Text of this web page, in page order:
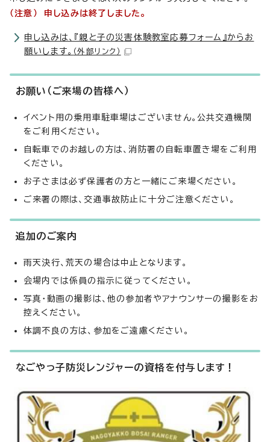
（注意） 申し込みは終了しました。
申し込みは、『親と子の災害体験教室応募フォーム』からお
願いします。 （外部リンク）
お願い（ご来場の皆様へ）
イベント用の乗用車駐車場はございません。公共交通機関
をご利用ください。
自転車でのお越しの方は、消防署の自転車置き場をご利用
ください。
お子さまは必ず保護者の方と一緒にご来場ください。
ご来署の際は、交通事故防止に十分ご注意ください。
追加のご案内
雨天決行、荒天の場合は中止となります。
会場内では係員の指示に従ってください。
写真・動画の撮影は、他の参加者やアナウンサーの撮影をお
控えください。
体調不良の方は、参加をご遠慮ください。
なごやっ子防災レンジャーの資格を付与します！